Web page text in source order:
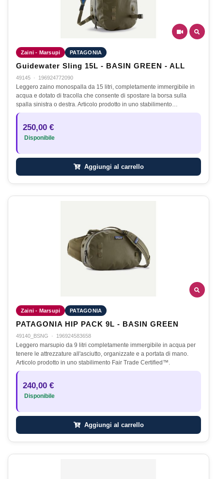
Zaini - Marsupi PATAGONIA
Guidewater Sling 15L - BASIN GREEN - ALL
49145 · 196924772090
Leggero zaino monospalla da 15 litri, completamente immergibile in
acqua e dotato di tracolla che consente di spostare la borsa sulla
spalla sinistra o destra. Articolo prodotto in uno stabilimento…
250,00 €
Disponibile
Aggiungi al carrello
Zaini - Marsupi PATAGONIA
PATAGONIA HIP PACK 9L - BASIN GREEN
49140_BSNG · 196924583658
Leggero marsupio da 9 litri completamente immergibile in acqua per
tenere le attrezzature all'asciutto, organizzate e a portata di mano.
Articolo prodotto in uno stabilimento Fair Trade Certified™.
240,00 €
Disponibile
Aggiungi al carrello